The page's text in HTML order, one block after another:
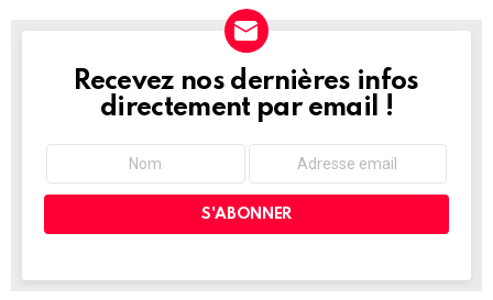
NEWSLETTER
Recevez nos dernières infos
directement par email !